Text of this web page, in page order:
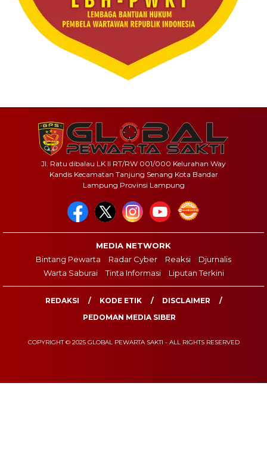
Jl. Ratu dibalau LK II RT/RW 001/000 Kelurahan Way
Kandis Kecamatan Tanjung Senang Kota Bandar
Lampung Provinsi Lampung
MEDIA NETWORK
Bintang Pewarta
Radar Cyber Reaksi
Djurnalis
Warta Saburai
Tinta Informasi Liputan Terkini
REDAKSI KODE ETIK
DISCLAIMER
PEDOMAN MEDIA SIBER
COPYRIGHT © 2025 GLOBAL PEWARTA SAKTI - ALL RIGHTS RESERVED